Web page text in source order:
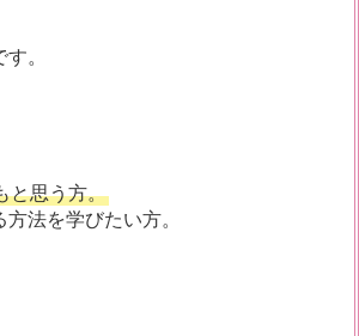
。
と思う方。
法を学びたい方。